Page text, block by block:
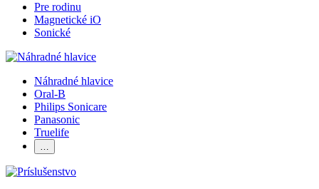
Pre rodinu
Magnetické iO
Sonické
Náhradné hlavice
Oral-B
Philips Sonicare
Panasonic
Truelife
…